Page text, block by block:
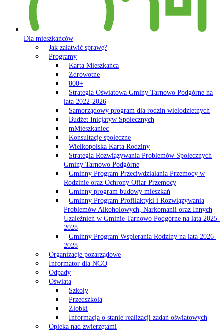
Dla mieszkańców
Jak załatwić sprawę?
Programy
Karta Mieszkańca
Zdrowotne
800+
Strategia Oświatowa Gminy Tarnowo Podgórne na
lata 2022-2026
Samorządowy program dla rodzin wielodzietnych
Budżet Inicjatyw Społecznych
mMieszkaniec
Konsultacje społeczne
Wielkopolska Karta Rodziny
Strategia Rozwiązywania Problemów Społecznych
Gminy Tarnowo Podgórne
Gminny Program Przeciwdziałania Przemocy w
Rodzinie oraz Ochrony Ofiar Przemocy
Gminny program budowy mieszkań
Gminny Program Profilaktyki i Rozwiązywania
Problemów Alkoholowych, Narkomanii oraz Innych
Uzależnień w Gminie Tarnowo Podgórne na lata 2025-
2028
Gminny Program Wspierania Rodziny na lata 2026-
2028
Organizacje pozarządowe
Informator dla NGO
Odpady
Oświata
Szkoły
Przedszkola
Żłobki
Informacja o stanie realizacji zadań oświatowych
Opieka nad zwierzętami